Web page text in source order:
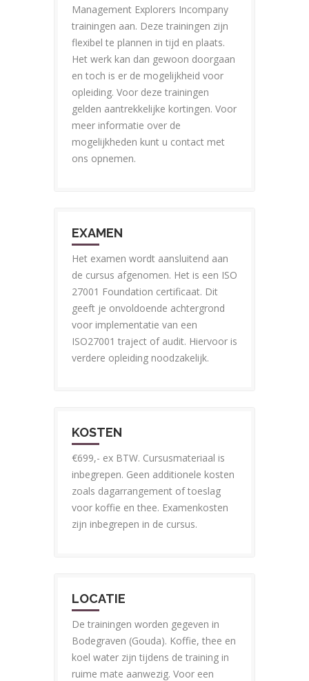
Management Explorers Incompany
trainingen aan. Deze trainingen zijn
flexibel te plannen in tijd en plaats.
Het werk kan dan gewoon doorgaan
en toch is er de mogelijkheid voor
opleiding. Voor deze trainingen
gelden aantrekkelijke kortingen. Voor
meer informatie over de
mogelijkheden kunt u contact met
ons opnemen.
EXAMEN
Het examen wordt aansluitend aan
de cursus afgenomen. Het is een ISO
27001 Foundation certificaat. Dit
geeft je onvoldoende achtergrond
voor implementatie van een
ISO27001 traject of audit. Hiervoor is
verdere opleiding noodzakelijk.
KOSTEN
€699,- ex BTW. Cursusmateriaal is
inbegrepen. Geen additionele kosten
zoals dagarrangement of toeslag
voor koffie en thee. Examenkosten
zijn inbegrepen in de cursus.
LOCATIE
De trainingen worden gegeven in
Bodegraven (Gouda). Koffie, thee en
koel water zijn tijdens de training in
ruime mate aanwezig. Voor een